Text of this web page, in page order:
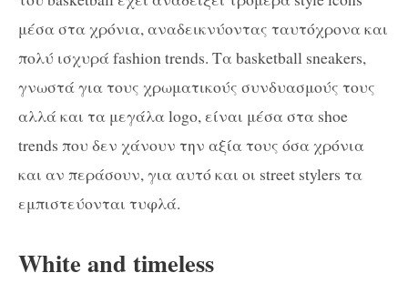
μέσα στα χρόνια, αναδεικνύοντας ταυτόχρονα και
πολύ ισχυρά fashion trends. Τα basketball sneakers,
γνωστά για τους χρωματικούς συνδυασμούς τους
αλλά και τα μεγάλα logo, είναι μέσα στα shoe
trends που δεν χάνουν την αξία τους όσα χρόνια
και αν περάσουν, για αυτό και οι street stylers τα
εμπιστεύονται τυφλά.
White and timeless